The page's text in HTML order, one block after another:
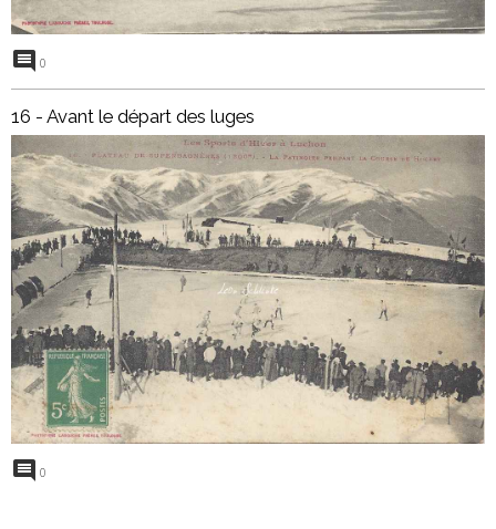
0
16 - Avant le départ des luges
0